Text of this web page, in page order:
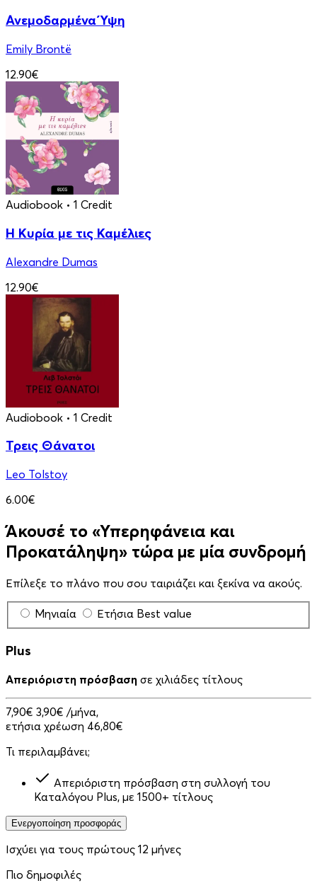
Ανεμοδαρμένα Ύψη
Emily Brontë
12.90€
Audiobook • 1 Credit
Η Κυρία με τις Καμέλιες
Alexandre Dumas
12.90€
Audiobook • 1 Credit
Τρεις Θάνατοι
Leo Tolstoy
6.00€
Άκουσέ το «Υπερηφάνεια και
Προκατάληψη» τώρα με μία συνδρομή
Επίλεξε το πλάνο που σου ταιριάζει και ξεκίνα να ακούς.
Μηνιαία Ετήσια Best value
Plus
Απεριόριστη πρόσβαση σε χιλιάδες τίτλους
7,90€ 3,90€ /μήνα,
ετήσια χρέωση 46,80€
Τι περιλαμβάνει;
Απεριόριστη πρόσβαση στη συλλογή του
Καταλόγου Plus, με 1500+ τίτλους
Ενεργοποίηση προσφοράς
Ισχύει για τους πρώτους 12 μήνες
Πιο δημοφιλές